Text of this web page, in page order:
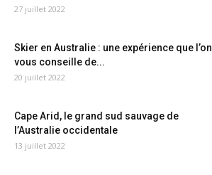
27 juillet 2022
Skier en Australie : une expérience que l’on
vous conseille de...
20 juillet 2022
Cape Arid, le grand sud sauvage de
l’Australie occidentale
13 juillet 2022